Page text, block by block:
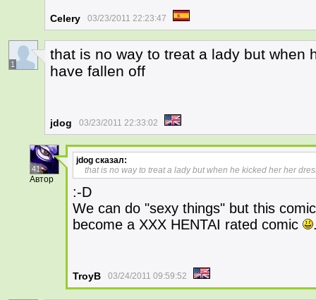
Celery 03/23/2011 22:23:47
1
that is no way to treat a lady but when
have fallen off
jdog 03/23/2011 22:33:02
41
Автор
jdog сказал:
that is no way to treat a lady but when he kicked her her
:-D
We can do "sexy things" but this
become a XXX HENTAI rated comic
TroyB 03/24/2011 09:59:52